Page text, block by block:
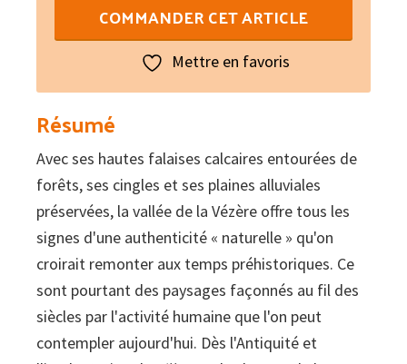
de
la
Vézère
en
périgord
:
La
fabrique
d'un
paysage
COMMANDER CET ARTICLE
Mettre en favoris
Résumé
Avec ses hautes falaises calcaires entourées de
forêts, ses cingles et ses plaines alluviales
préservées, la vallée de la Vézère offre tous les
signes d'une authenticité « naturelle » qu'on
croirait remonter aux temps préhistoriques. Ce
sont pourtant des paysages façonnés au fil des
siècles par l'activité humaine que l'on peut
contempler aujourd'hui. Dès l'Antiquité et